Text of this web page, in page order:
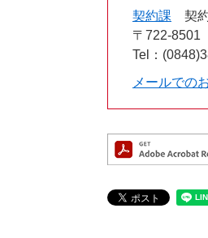
契約課
契
〒722-8501
Tel：
メールでの